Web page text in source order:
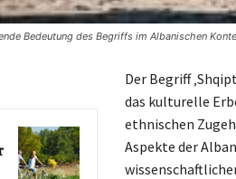
Bedeutung des Begriffs im Albanischen
Der Begriff
das kulturelle
ethnischen
Aspekte der